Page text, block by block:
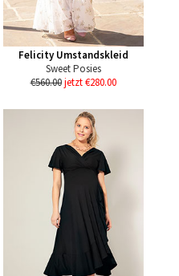
Felicity Umstandskleid
Sweet Posies
€560.00 jetzt €280.00